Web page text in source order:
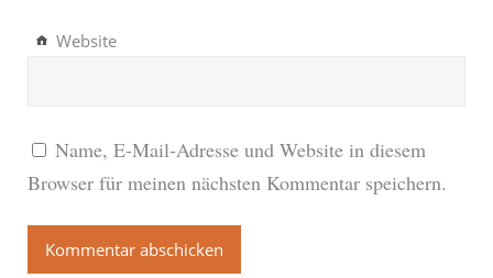
Website
Name, E-Mail-Adresse und Website in diesem
Browser für meinen nächsten Kommentar speichern.